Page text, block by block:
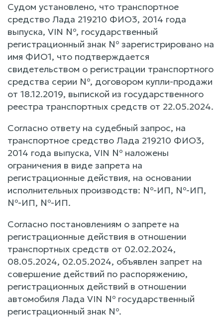
Судом установлено, что транспортное
средство Лада 219210 ФИО3, 2014 года
выпуска, VIN №, государственный
регистрационный знак № зарегистрировано на
имя ФИО1, что подтверждается
свидетельством о регистрации транспортного
средства серии №, договором купли-продажи
от 18.12.2019, выпиской из государственного
реестра транспортных средств от 22.05.2024.
Согласно ответу на судебный запрос, на
транспортное средство Лада 219210 ФИО3,
2014 года выпуска, VIN № наложены
ограничения в виде запрета на
регистрационные действия, на основании
исполнительных производств: №-ИП, №-ИП,
№-ИП, №-ИП.
Согласно постановлениям о запрете на
регистрационные действия в отношении
транспортных средств от 02.02.2024,
08.05.2024, 02.05.2024, объявлен запрет на
совершение действий по распоряжению,
регистрационных действий в отношении
автомобиля Лада VIN № государственный
регистрационный знак №.